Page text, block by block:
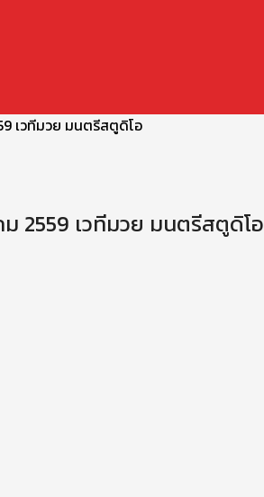
เวทีมวย มนตรีสตูดิโอ
2559 เวทีมวย มนตรีสตูดิโอ